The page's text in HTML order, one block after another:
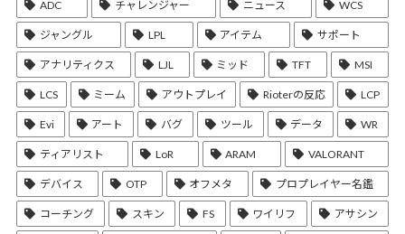
ADC チャレンジャー ニュース WCS
ジャングル LPL アイテム サポート
アナリティクス LJL ミッド TFT MSI
LCS ミーム アウトプレイ Rioterの反応 LCP
Evi アート バグ ツール データ WR
ティアリスト LoR ARAM VALORANT
デバイス OTP オフメタ プロプレイヤー名鑑
コーチング スキン FS ワイリフ アサシン